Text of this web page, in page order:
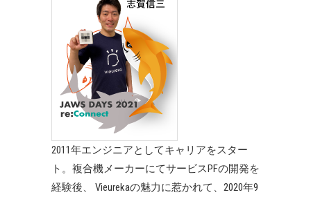
2011年エンジニアとしてキャリアをスター
ト。複合機メーカーにてサービスPFの開発を
経験後、 Vieurekaの魅力に惹かれて、2020年9